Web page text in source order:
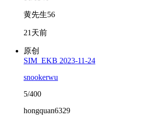
黄先生56
21天前
原创
SIM_EKB 2023-11-24
snookerwu
5/400
hongquan6329